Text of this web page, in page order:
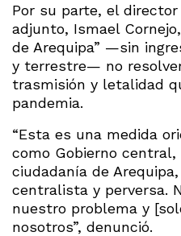
Por su parte, el
adjunto, Ismael
de Arequipa” —sin
y terrestre— no
trasmisión y letalidad
pandemia.
“Esta es una medida
como Gobierno
ciudadanía de
centralista y perversa.
nuestro problema y
nosotros”, denunció.